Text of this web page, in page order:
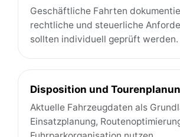
Geschäftliche Fahrten
rechtliche und steuerliche
sollten individuell geprüft werden.
Disposition und
Aktuelle Fahrzeugdaten als
Einsatzplanung,